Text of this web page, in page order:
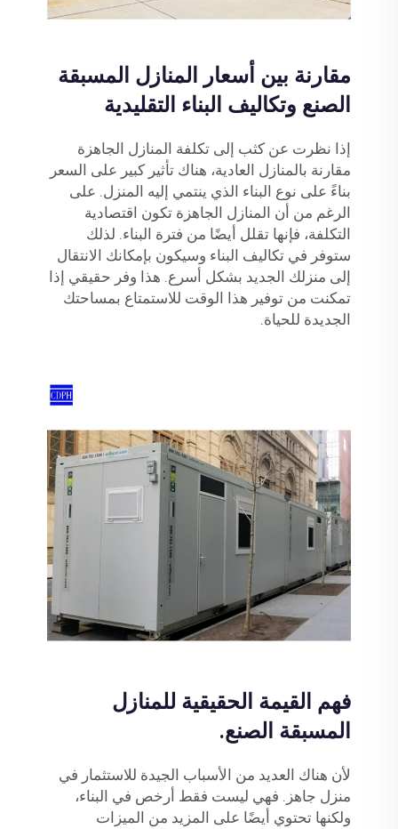
مقارنة بين أسعار المنازل المسبقة
الصنع وتكاليف البناء التقليدية
إذا نظرت عن كثب إلى تكلفة المنازل الجاهزة
مقارنة بالمنازل العادية، هناك تأثير كبير على السعر
بناءً على نوع البناء الذي ينتمي إليه المنزل. على
الرغم من أن المنازل الجاهزة تكون اقتصادية
التكلفة، فإنها تقلل أيضًا من فترة البناء. لذلك
ستوفر في تكاليف البناء وسيكون بإمكانك الانتقال
إلى منزلك الجديد بشكل أسرع. هذا وفر حقيقي إذا
تمكنت من توفير هذا الوقت للاستمتاع بمساحتك
الجديدة للحياة.
فهم القيمة الحقيقية للمنازل
المسبقة الصنع.
لأن هناك العديد من الأسباب الجيدة للاستثمار في
منزل جاهز. فهي ليست فقط أرخص في البناء،
ولكنها تحتوي أيضًا على المزيد من الميزات